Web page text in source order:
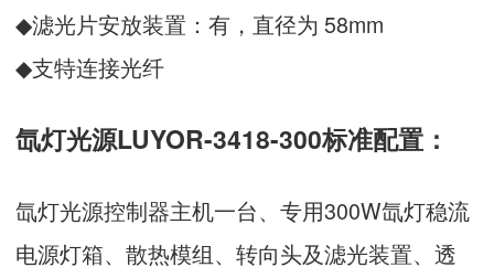
◆滤光片安放装置：有，直径为 58mm
◆支特连接光纤
氙灯光源LUYOR-3418-300标准配置：
氙灯光源控制器主机一台、专用300W氙灯稳流
电源灯箱、散热模组、转向头及滤光装置、透